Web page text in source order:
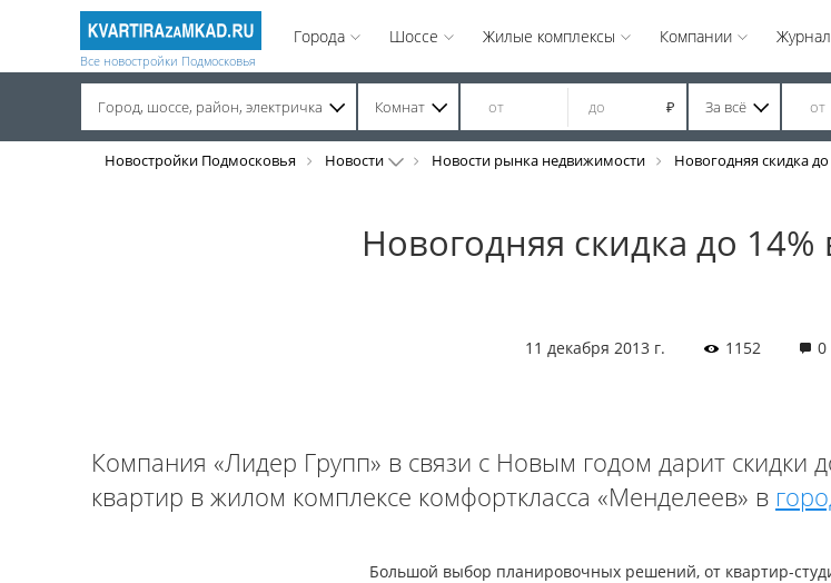
Все новостройки Подмосковья
Города Шоссе Жилые комплексы Компании Журнал
Город, шоссе, район, электричка Комнат ₽ За всё
Новостройки Подмосковья Новости Новости рынка недвижимости Новогодняя скидка
Новогодняя скидка до
11 декабря 2013 г. 1152 0
Компания «Лидер Групп» в связи с Новым годом дарит скидки
квартир в жилом комплексе комфорткласса «Менделеев» в
Большой выбор планировочных решений, от квартир-